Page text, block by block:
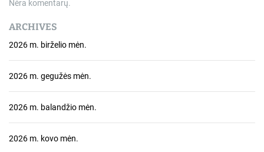
Nėra komentarų.
ARCHIVES
2026 m. birželio mėn.
2026 m. gegužės mėn.
2026 m. balandžio mėn.
2026 m. kovo mėn.